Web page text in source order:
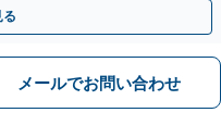
る
メールでお問い合わせ